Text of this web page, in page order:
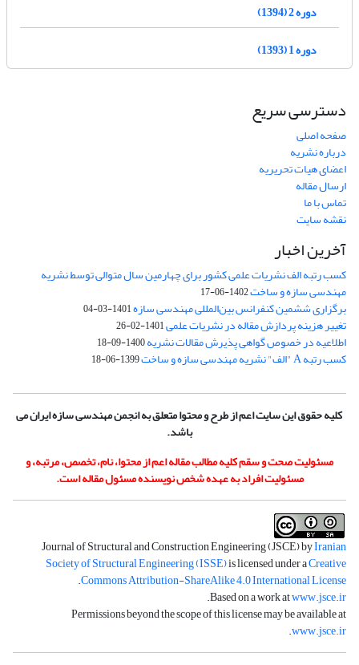
دوره 2 (1394)
دوره 1 (1393)
دسترسی سریع
صفحه اصلی
درباره نشریه
اعضای هیات تحریریه
ارسال مقاله
تماس با ما
نقشه سایت
آخرین اخبار
کسب رتبه الف نشریات علمی کشور برای چهارمین سال متوالی توسط نشریه
مهندسی سازه و ساخت1402-06-17
برگزاری ششمین کنفرانس بین‌المللی مهندسی سازه1401-03-04
تغییر هزینه پردازش مقاله در نشریات علمی1401-02-26
اطلاعیه در خصوص گواهی پذیرش مقالات نشریه1400-09-18
کسب رتبه A "الف" نشریه مهندسی سازه و ساخت 1399-06-18
کلیه حقوق این سایت اعم از طرح و محتوا متعلق به انجمن مهندسی سازه ایران می
باشد.
مسئولیت صحت و سقم کلیه مطالب مقاله اعم از محتوا، نام، تخصص، مرتبه، و
مسئولیت افراد به عهده شخص نویسنده مسئول مقاله است.
Journal of Structural and Construction Engineering (JSCE) byIranian
Society of Structural Engineering (ISSE)is licensed under aCreative
Commons Attribution-ShareAlike 4.0 International License
.
Based on a work atwww.jsce.ir
.
Permissions beyond the scope of this license may be available at
www.jsce.ir
.